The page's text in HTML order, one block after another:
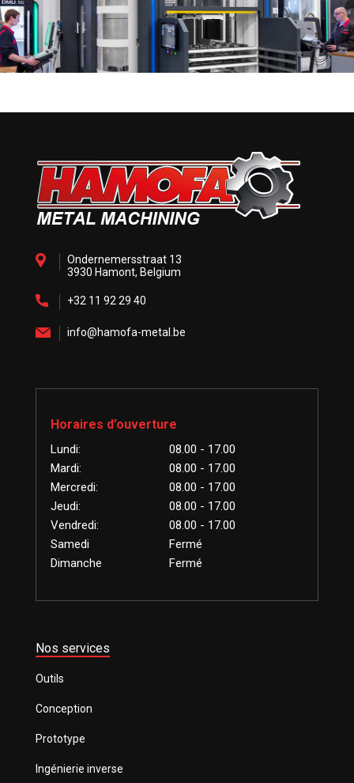
Ondernemersstraat 13
3930 Hamont, Belgium
+32 11 92 29 40
info@hamofa-metal.be
Horaires d’ouverture
Lundi:
08.00 - 17.00
Mardi:
08.00 - 17.00
Mercredi:
08.00 - 17.00
Jeudi:
08.00 - 17.00
Vendredi:
08.00 - 17.00
Samedi
Fermé
Dimanche
Fermé
Nos services
Outils
Conception
Prototype
Ingénierie inverse